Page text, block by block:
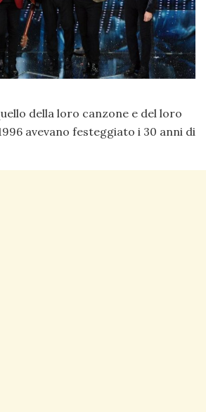
della loro canzone e del loro
avevano festeggiato i 30 anni di